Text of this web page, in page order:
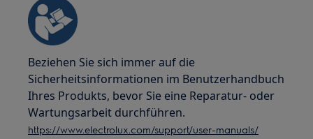
Beziehen Sie sich immer auf die
Sicherheitsinformationen im Benutzerhandbuch
Ihres Produkts, bevor Sie eine Reparatur- oder
Wartungsarbeit durchführen.
https://www.electrolux.com/support/user-manuals/